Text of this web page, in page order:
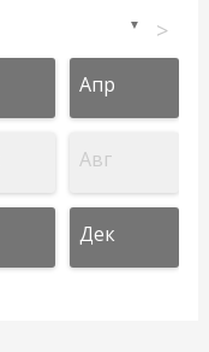
▼ >
Апр
Авг
Дек